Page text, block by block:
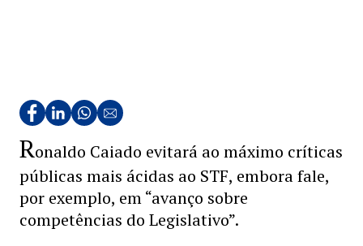
Ronaldo Caiado evitará ao máximo críticas
públicas mais ácidas ao STF, embora fale,
por exemplo, em “avanço sobre
competências do Legislativo”.